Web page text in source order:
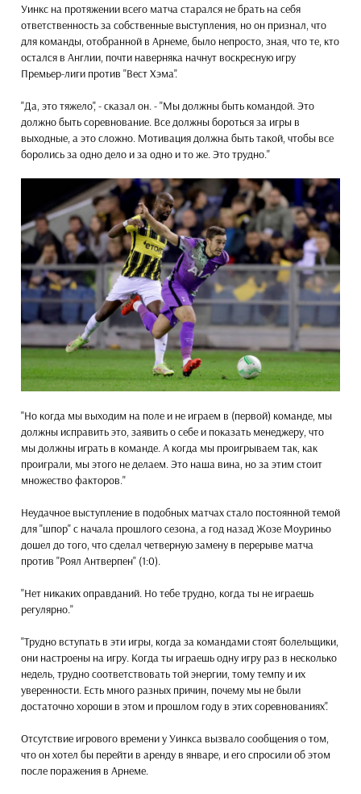
Уинкс на протяжении всего матча старался не брать на себя
ответственность за собственные выступления, но он признал, что
для команды, отобранной в Арнеме, было непросто, зная, что те, кто
остался в Англии, почти наверняка начнут воскресную игру
Премьер-лиги против "Вест Хэма".
"Да, это тяжело", - сказал он. - "Мы должны быть командой. Это
должно быть соревнование. Все должны бороться за игры в
выходные, а это сложно. Мотивация должна быть такой, чтобы все
боролись за одно дело и за одно и то же. Это трудно."
"Но когда мы выходим на поле и не играем в (первой) команде, мы
должны исправить это, заявить о себе и показать менеджеру, что
мы должны играть в команде. А когда мы проигрываем так, как
проиграли, мы этого не делаем. Это наша вина, но за этим стоит
множество факторов."
Неудачное выступление в подобных матчах стало постоянной темой
для "шпор" с начала прошлого сезона, а год назад Жозе Моуриньо
дошел до того, что сделал четверную замену в перерыве матча
против "Роял Антверпен" (1:0).
"Нет никаких оправданий. Но тебе трудно, когда ты не играешь
регулярно."
"Трудно вступать в эти игры, когда за командами стоят болельщики,
они настроены на игру. Когда ты играешь одну игру раз в несколько
недель, трудно соответствовать той энергии, тому темпу и их
уверенности. Есть много разных причин, почему мы не были
достаточно хороши в этом и прошлом году в этих соревнованиях".
Отсутствие игрового времени у Уинкса вызвало сообщения о том,
что он хотел бы перейти в аренду в январе, и его спросили об этом
после поражения в Арнеме.